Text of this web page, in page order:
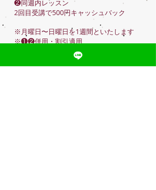
❷同週内レッスン
2回目受講で500円キャッシュバック
※月曜日〜日曜日を1週間といたします
※❶❷併用・割引適用